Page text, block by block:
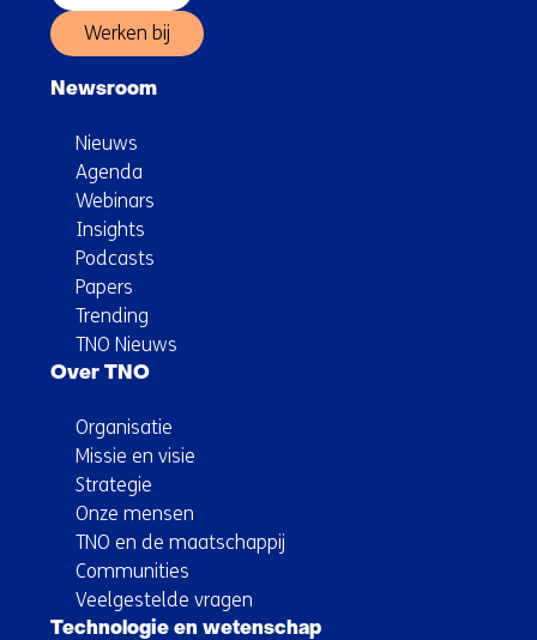
Werken bij
Newsroom
Nieuws
Agenda
Webinars
Insights
Podcasts
Papers
Trending
TNO Nieuws
Over TNO
Organisatie
Missie en visie
Strategie
Onze mensen
TNO en de maatschappij
Communities
Veelgestelde vragen
Technologie en wetenschap